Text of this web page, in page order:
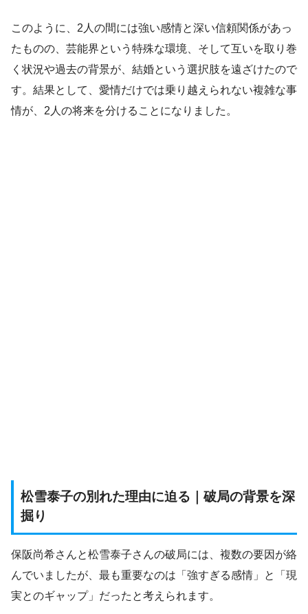
このように、2人の間には強い感情と深い信頼関係があっ
たものの、芸能界という特殊な環境、そして互いを取り巻
く状況や過去の背景が、結婚という選択肢を遠ざけたので
す。結果として、愛情だけでは乗り越えられない複雑な事
情が、2人の将来を分けることになりました。
松雪泰子の別れた理由に迫る｜破局の背景を深
掘り
保阪尚希さんと松雪泰子さんの破局には、複数の要因が絡
んでいましたが、最も重要なのは「強すぎる感情」と「現
実とのギャップ」だったと考えられます。